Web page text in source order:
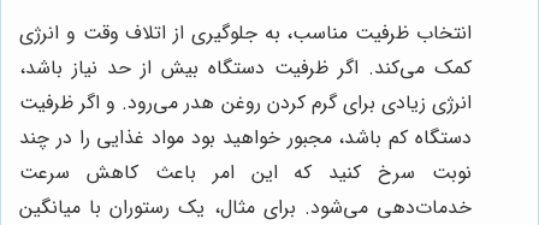
انتخاب ظرفیت مناسب، به جلوگیری از اتلاف وقت و انرژی
کمک می‌کند. اگر ظرفیت دستگاه بیش از حد نیاز باشد،
انرژی زیادی برای گرم کردن روغن هدر می‌رود. و اگر ظرفیت
دستگاه کم باشد، مجبور خواهید بود مواد غذایی را در چند
نوبت سرخ کنید که این امر باعث کاهش سرعت
خدمات‌دهی می‌شود. برای مثال، یک رستوران با میانگین